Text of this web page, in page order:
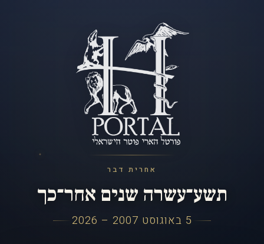
אחרית דבר
תשע־עשרה שנים אחר־כך
5 באוגוסט 2007 – 2026